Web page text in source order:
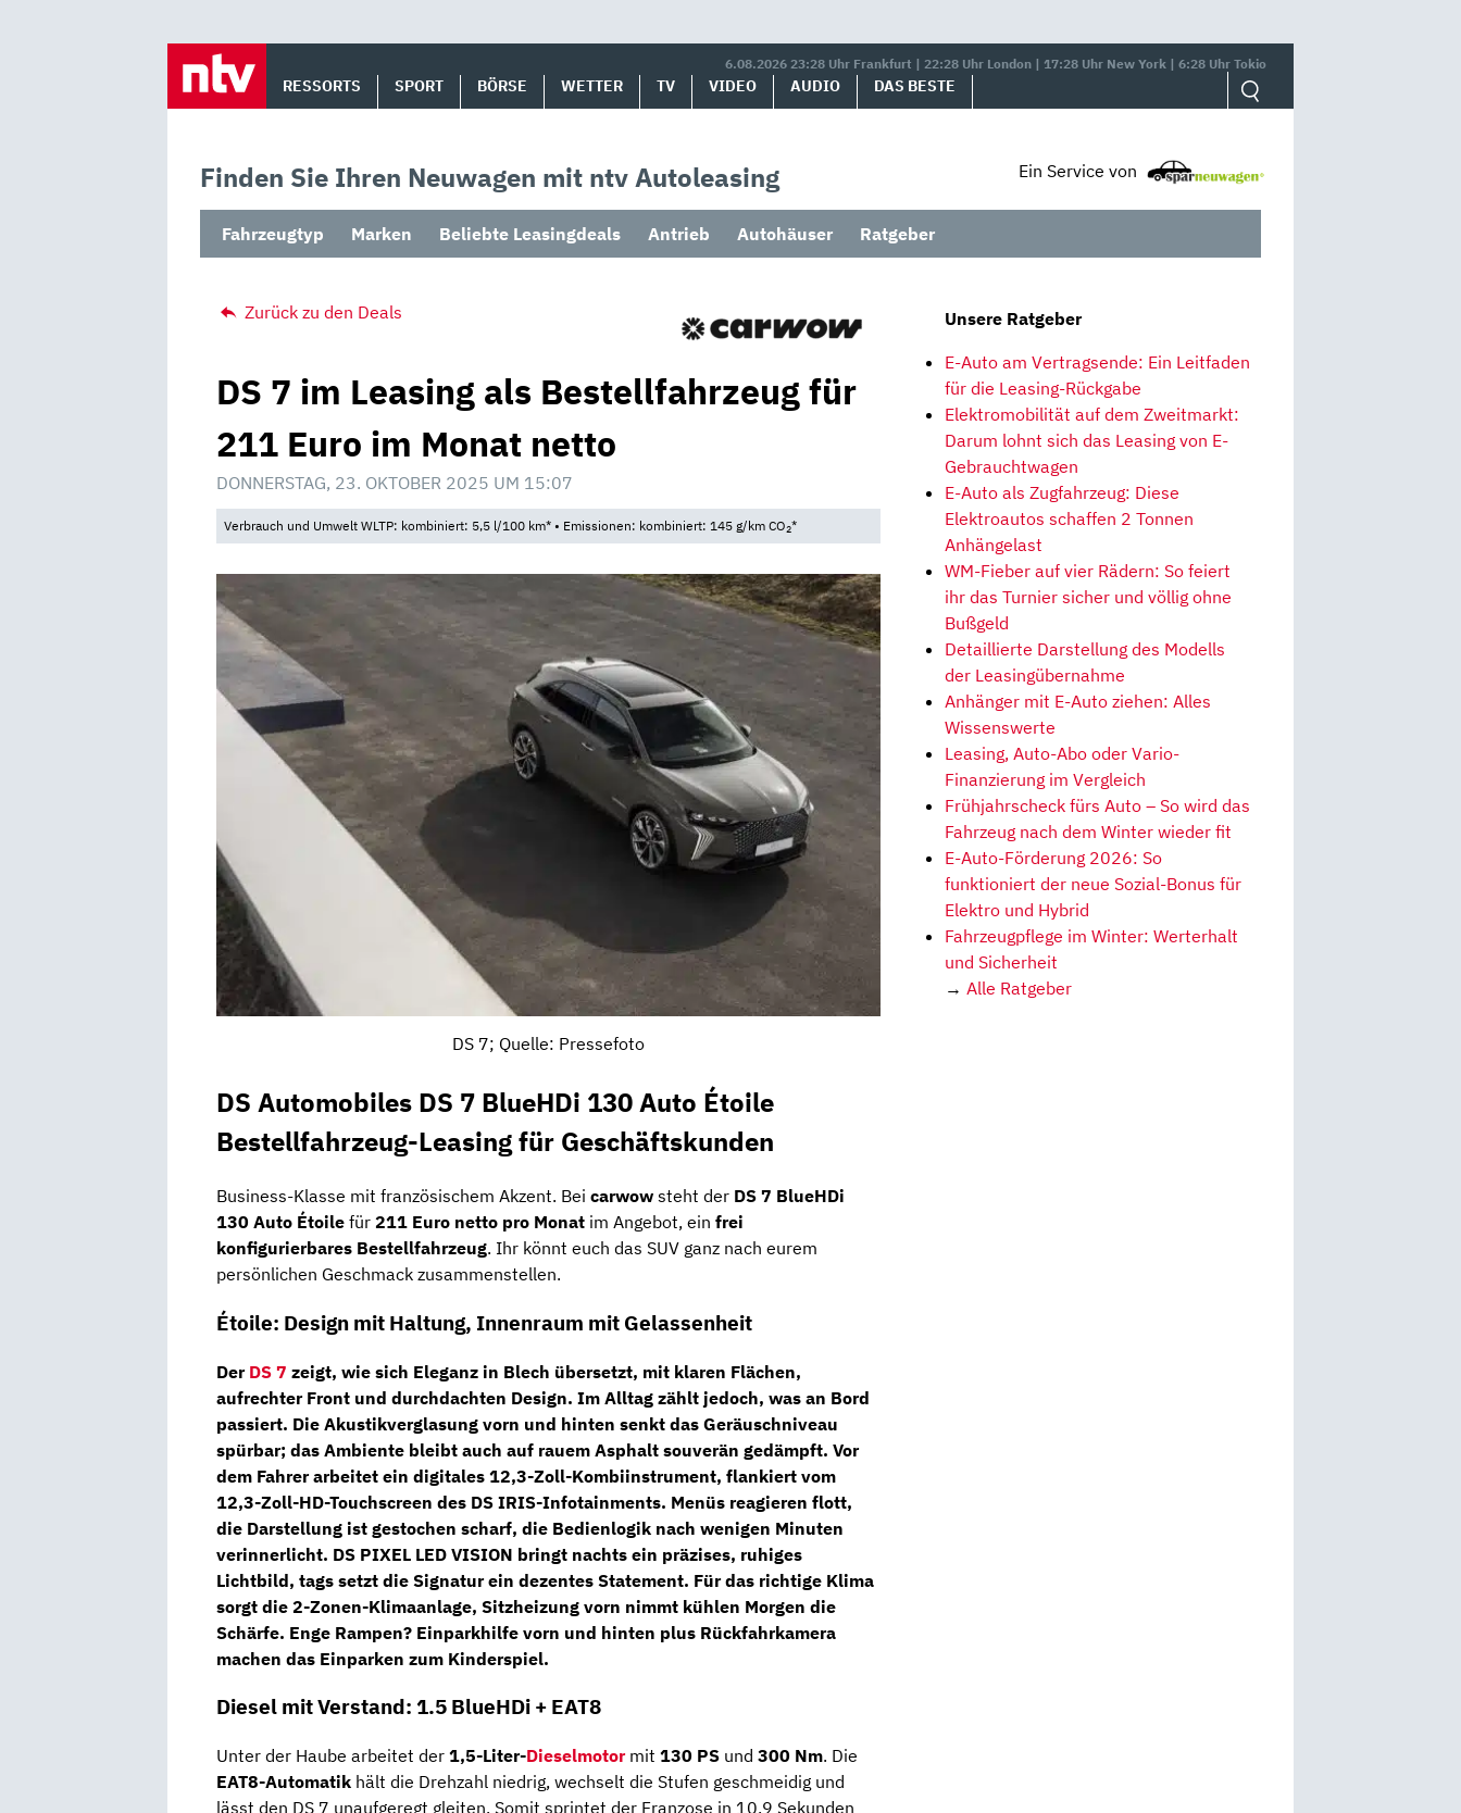
6.08.2026 23:28 Uhr Frankfurt | 22:28 Uhr London | 17:28 Uhr New York | 6:28 Uhr Tokio
RESSORTS SPORT BÖRSE WETTER TV VIDEO AUDIO DAS BESTE
Finden Sie Ihren Neuwagen mit ntv Autoleasing Ein Service von
Fahrzeugtyp Marken Beliebte Leasingdeals Antrieb Autohäuser Ratgeber
Zurück zu den Deals
DS 7 im Leasing als Bestellfahrzeug für
211 Euro im Monat netto
DONNERSTAG, 23. OKTOBER 2025 UM 15:07
Verbrauch und Umwelt WLTP: kombiniert: 5,5 l/100 km* • Emissionen: kombiniert: 145 g/km CO2*
DS 7; Quelle: Pressefoto
DS Automobiles DS 7 BlueHDi 130 Auto Étoile
Bestellfahrzeug-Leasing für Geschäftskunden
Business-Klasse mit französischem Akzent. Bei carwow steht der DS 7 BlueHDi
130 Auto Étoile für 211 Euro netto pro Monat im Angebot, ein frei
konfigurierbares Bestellfahrzeug. Ihr könnt euch das SUV ganz nach eurem
persönlichen Geschmack zusammenstellen.
Étoile: Design mit Haltung, Innenraum mit Gelassenheit
Der DS 7 zeigt, wie sich Eleganz in Blech übersetzt, mit klaren Flächen,
aufrechter Front und durchdachten Design. Im Alltag zählt jedoch, was an Bord
passiert. Die Akustikverglasung vorn und hinten senkt das Geräuschniveau
spürbar; das Ambiente bleibt auch auf rauem Asphalt souverän gedämpft. Vor
dem Fahrer arbeitet ein digitales 12,3-Zoll-Kombiinstrument, flankiert vom
12,3-Zoll-HD-Touchscreen des DS IRIS-Infotainments. Menüs reagieren flott,
die Darstellung ist gestochen scharf, die Bedienlogik nach wenigen Minuten
verinnerlicht. DS PIXEL LED VISION bringt nachts ein präzises, ruhiges
Lichtbild, tags setzt die Signatur ein dezentes Statement. Für das richtige Klima
sorgt die 2-Zonen-Klimaanlage, Sitzheizung vorn nimmt kühlen Morgen die
Schärfe. Enge Rampen? Einparkhilfe vorn und hinten plus Rückfahrkamera
machen das Einparken zum Kinderspiel.
Diesel mit Verstand: 1.5 BlueHDi + EAT8
Unter der Haube arbeitet der 1,5-Liter-Dieselmotormit 130 PS und 300 Nm. Die
EAT8-Automatik hält die Drehzahl niedrig, wechselt die Stufen geschmeidig und
lässt den DS 7 unaufgeregt gleiten. Somit sprintet der Franzose in 10,9 Sekunden
Unsere Ratgeber
E-Auto am Vertragsende: Ein Leitfaden
für die Leasing-Rückgabe
Elektromobilität auf dem Zweitmarkt:
Darum lohnt sich das Leasing von E-
Gebrauchtwagen
E-Auto als Zugfahrzeug: Diese
Elektroautos schaffen 2 Tonnen
Anhängelast
WM-Fieber auf vier Rädern: So feiert
ihr das Turnier sicher und völlig ohne
Bußgeld
Detaillierte Darstellung des Modells
der Leasingübernahme
Anhänger mit E-Auto ziehen: Alles
Wissenswerte
Leasing, Auto-Abo oder Vario-
Finanzierung im Vergleich
Frühjahrscheck fürs Auto – So wird das
Fahrzeug nach dem Winter wieder fit
E-Auto-Förderung 2026: So
funktioniert der neue Sozial-Bonus für
Elektro und Hybrid
Fahrzeugpflege im Winter: Werterhalt
und Sicherheit
→ Alle Ratgeber